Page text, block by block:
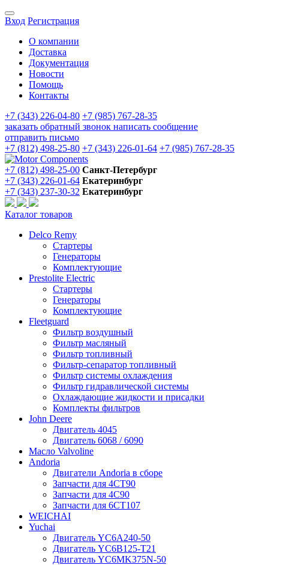
Вход Регистрация
О компании
Доставка
Документация
Новости
Помощь
Контакты
+7 (343) 226-04-80 +7 (985) 767-28-35
заказать обратный звонок написать сообщение
отправить письмо
+7 (812) 498-25-80 +7 (343) 226-01-64 +7 (985) 767-28-35
+7 (812) 498-25-00 Санкт-Петербург
+7 (343) 226-01-64 Екатеринбург
+7 (343) 237-30-32 Екатеринбург
Каталог товаров
Delco Remy
Стартеры
Генераторы
Комплектующие
Prestolite Electric
Стартеры
Генераторы
Комплектующие
Fleetguard
Фильтр воздушный
Фильтр масляный
Фильтр топливный
Фильтр-сепаратор топливный
Фильтр системы охлаждения
Фильтр гидравлической системы
Охлаждающие жидкости и присадки
Комплекты фильтров
John Deere
Двигатель 4045
Двигатель 6068 / 6090
Масло Valvoline
Andoria
Двигатели Andoria в сборе
Запчасти для 4CT90
Запчасти для 4С90
Запчасти для 6CT107
WEICHAI
Yuchai
Двигатель YC6A240-50
Двигатель YC6B125-T21
Двигатель YC6MK375N-50